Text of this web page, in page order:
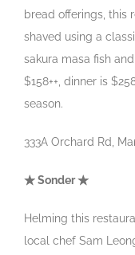
bread offerings, this
shaved using a
sakura masa fish
$158++, dinner is
season.
333A Orchard Rd,
★ Sonder ★
Helming this
local chef Sam